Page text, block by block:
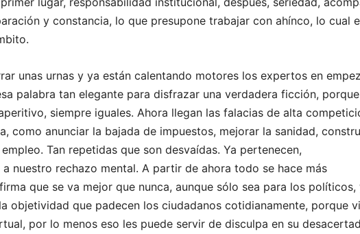
y constancia, lo que presupone trabajar con ahínco, lo cual
unas urnas y ya están calentando motores los expertos en
palabra tan elegante para disfrazar una verdadera ficción,
siempre iguales. Ahora llegan las falacias de alta
como anunciar la bajada de impuestos, mejorar la sanidad,
Tan repetidas que son desvaídas. Ya pertenecen,
nuestro rechazo mental. A partir de ahora todo se hace más
que se va mejor que nunca, aunque sólo sea para los políticos,
objetividad que padecen los ciudadanos cotidianamente, porque
por lo menos eso les puede servir de disculpa en su